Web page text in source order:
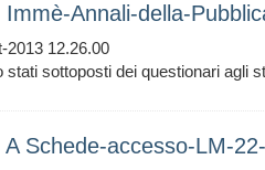
Immè-Annali-della-
2013 12.26.00
stati sottoposti dei questionari agli
A Schede-accesso-LM-